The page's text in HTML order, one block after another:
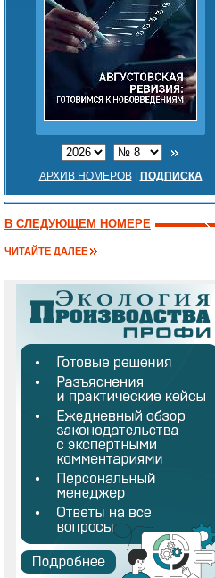
АРХИВ НОМЕРОВ| ПОДПИСКА
В СЛЕДУЮЩЕМ НОМЕРЕ
ЧИТАЙТЕ ДАЛЕЕ